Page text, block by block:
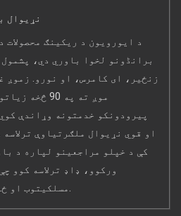
نړیوال
د ایورویون د ریکینګ
برانڈونو لخوا باوري دي،
زنځیر، ای کامرس، او نورو. زموږ
موږ ته په 90
پیرودونکو خدمتونه وړاندې
او قوي نړیوال ملګرتیاوې
کې د خپلو مراجعینو لپاره د
ورکوو، ډاډ ترلاسه کوو
مسلکيتوب او ځواب ویلو سره پوره کیږي.